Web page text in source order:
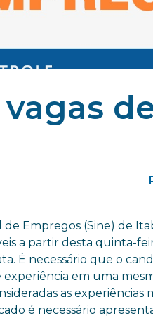
de Empregos (Sine) de
a partir desta quinta-
É necessário que o
em uma
as experiências
é necessário